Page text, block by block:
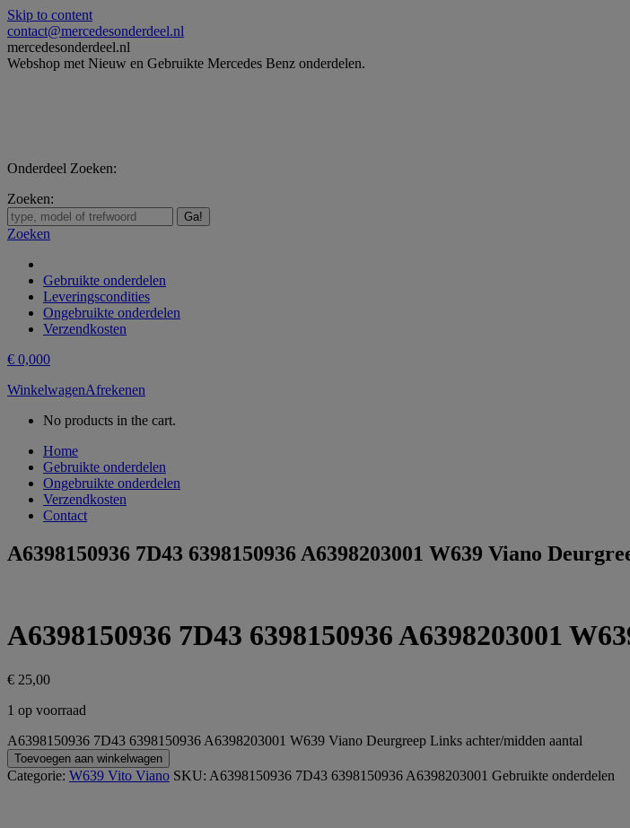
Skip to content
contact@mercedesonderdeel.nl
mercedesonderdeel.nl
Webshop met Nieuw en Gebruikte Mercedes Benz onderdelen.
Onderdeel Zoeken:
Zoeken:
Zoeken
Gebruikte onderdelen
Leveringscondities
Ongebruikte onderdelen
Verzendkosten
€ 0,000
WinkelwagenAfrekenen
No products in the cart.
Home
Gebruikte onderdelen
Ongebruikte onderdelen
Verzendkosten
Contact
A6398150936 7D43 6398150936 A6398203001 W639 Viano
A6398150936 7D43 6398150936 A6398203001
€ 25,00
1 op voorraad
A6398150936 7D43 6398150936 A6398203001 W639 Viano Deurgreep Links achter/midden aantal
Toevoegen aan winkelwagen
Categorie: W639 Vito Viano SKU: A6398150936 7D43 6398150936 A6398203001 Gebruikte onderdelen